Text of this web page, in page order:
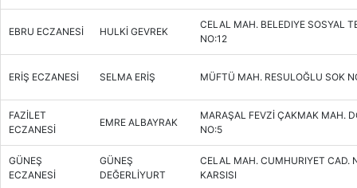
EBRU ECZANESİ HULKİ GEVREK
CELAL MAH. BELEDIYE SOSYAL
NO:12
ERİŞ ECZANESİ SELMA ERİŞ MÜFTÜ MAH. RESULOĞLU SOK
FAZİLET
ECZANESİ
EMRE ALBAYRAK
MARAŞAL FEVZİ ÇAKMAK MAH.
NO:5
GÜNEŞ
ECZANESİ
GÜNEŞ
DEĞERLİYURT
CELAL MAH. CUMHURIYET CAD.
KARSISI